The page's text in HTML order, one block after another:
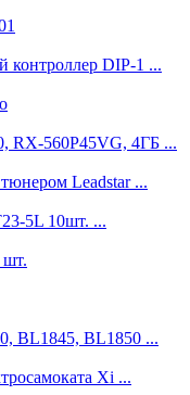
контроллер DIP-1 ...
RX-560P45VG, 4ГБ ...
Leadstar ...
5L 10шт. ...
шт.
BL1845, BL1850 ...
Xi ...